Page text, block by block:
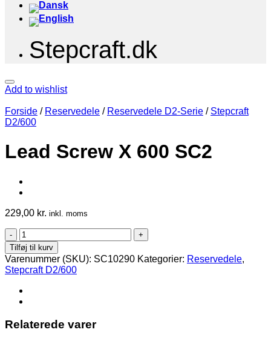
Stepcraft.dk
Add to wishlist
Forside / Reservedele / Reservedele D2-Serie / Stepcraft
D2/600
Lead Screw X 600 SC2
229,00 kr. inkl. moms
Lead
Screw
X
600
SC2
antal
Tilføj til kurv
Varenummer (SKU): SC10290 Kategorier: Reservedele,
Stepcraft D2/600
Relaterede varer